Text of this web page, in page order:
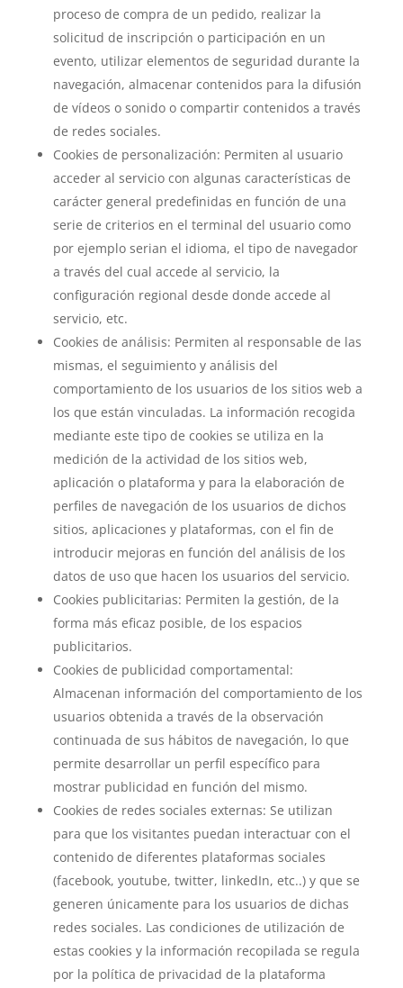
proceso de compra de un pedido, realizar la
solicitud de inscripción o participación en un
evento, utilizar elementos de seguridad durante la
navegación, almacenar contenidos para la difusión
de vídeos o sonido o compartir contenidos a través
de redes sociales.
Cookies de personalización: Permiten al usuario
acceder al servicio con algunas características de
carácter general predefinidas en función de una
serie de criterios en el terminal del usuario como
por ejemplo serian el idioma, el tipo de navegador
a través del cual accede al servicio, la
configuración regional desde donde accede al
servicio, etc.
Cookies de análisis: Permiten al responsable de las
mismas, el seguimiento y análisis del
comportamiento de los usuarios de los sitios web a
los que están vinculadas. La información recogida
mediante este tipo de cookies se utiliza en la
medición de la actividad de los sitios web,
aplicación o plataforma y para la elaboración de
perfiles de navegación de los usuarios de dichos
sitios, aplicaciones y plataformas, con el fin de
introducir mejoras en función del análisis de los
datos de uso que hacen los usuarios del servicio.
Cookies publicitarias: Permiten la gestión, de la
forma más eficaz posible, de los espacios
publicitarios.
Cookies de publicidad comportamental:
Almacenan información del comportamiento de los
usuarios obtenida a través de la observación
continuada de sus hábitos de navegación, lo que
permite desarrollar un perfil específico para
mostrar publicidad en función del mismo.
Cookies de redes sociales externas: Se utilizan
para que los visitantes puedan interactuar con el
contenido de diferentes plataformas sociales
(facebook, youtube, twitter, linkedIn, etc..) y que se
generen únicamente para los usuarios de dichas
redes sociales. Las condiciones de utilización de
estas cookies y la información recopilada se regula
por la política de privacidad de la plataforma